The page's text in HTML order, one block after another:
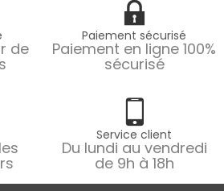
de
Paiement sécurisé
Paiement en ligne 100%
sécurisé
Service client
Du lundi au vendredi
de 9h à 18h